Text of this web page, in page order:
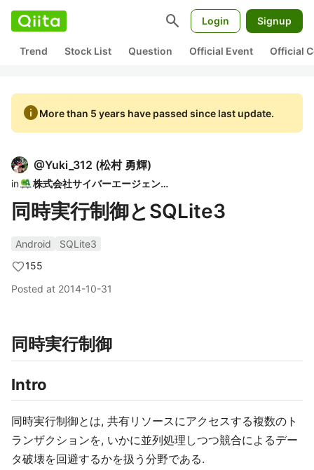
search Login Signup
Trend Stock List Question Official Event Official
infoMore than 5 years have passed since last update.
@Yuki_312 (松村 勇輝)
in 株式会社サイバーエージェント
同時実行制御とSQLite3
Android
SQLite3
155
Posted at 2014-10-31
同時実行制御
Intro
同時実行制御とは, 共有リソースにアクセスする複数のト
ランザクションを, いかに並列処理しつつ競合によるデー
タ破壊を回避するかを扱う分野である.